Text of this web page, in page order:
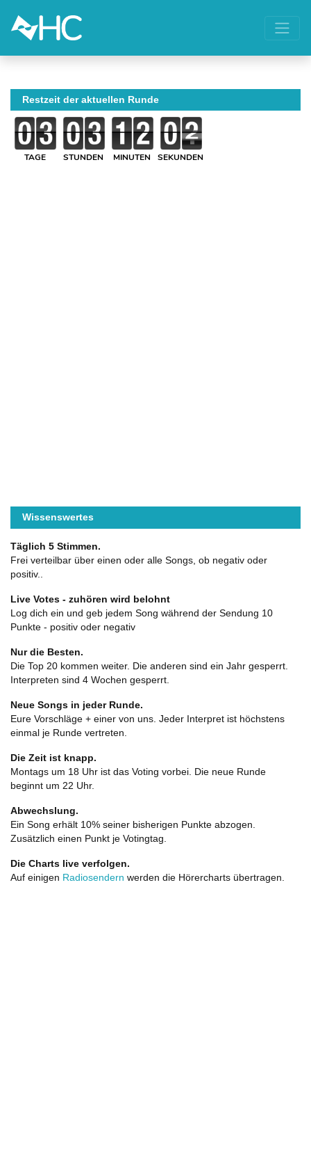
Restzeit der aktuellen Runde
TAGE STUNDEN MINUTEN SEKUNDEN
Wissenswertes
Täglich 5 Stimmen.
Frei verteilbar über einen oder alle Songs, ob negativ oder
positiv..
Live Votes - zuhören wird belohnt
Log dich ein und geb jedem Song während der Sendung 10
Punkte - positiv oder negativ
Nur die Besten.
Die Top 20 kommen weiter. Die anderen sind ein Jahr gesperrt.
Interpreten sind 4 Wochen gesperrt.
Neue Songs in jeder Runde.
Eure Vorschläge + einer von uns. Jeder Interpret ist höchstens
einmal je Runde vertreten.
Die Zeit ist knapp.
Montags um 18 Uhr ist das Voting vorbei. Die neue Runde
beginnt um 22 Uhr.
Abwechslung.
Ein Song erhält 10% seiner bisherigen Punkte abzogen.
Zusätzlich einen Punkt je Votingtag.
Die Charts live verfolgen.
Auf einigen Radiosendern werden die Hörercharts übertragen.